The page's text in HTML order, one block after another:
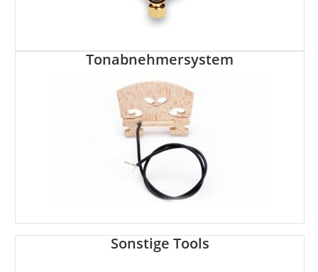
Tonabnehmersystem
Sonstige Tools